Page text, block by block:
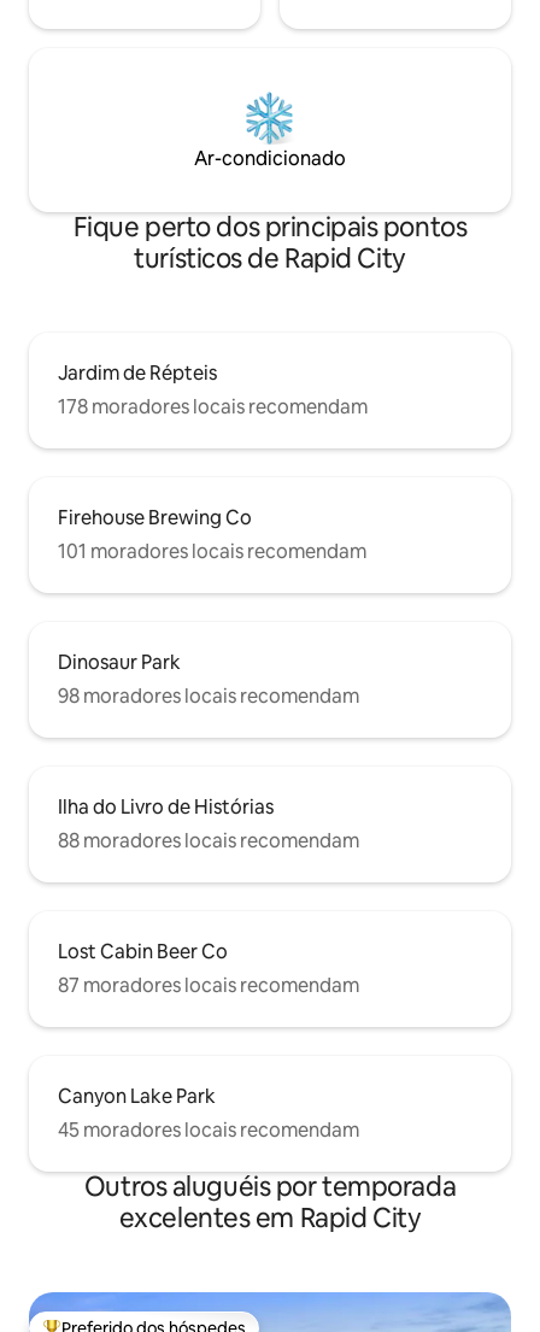
Ar-condicionado
Fique perto dos principais pontos
turísticos de Rapid City
Jardim de Répteis
178 moradores locais recomendam
Firehouse Brewing Co
101 moradores locais recomendam
Dinosaur Park
98 moradores locais recomendam
Ilha do Livro de Histórias
88 moradores locais recomendam
Lost Cabin Beer Co
87 moradores locais recomendam
Canyon Lake Park
45 moradores locais recomendam
Outros aluguéis por temporada
excelentes em Rapid City